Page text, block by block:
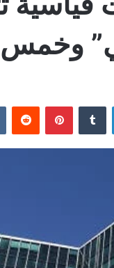
لينكدإن ‏Tumblr بينتيريست ‏Reddit